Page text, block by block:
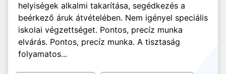
helyiségek alkalmi takarítása, segédkezés a
beérkező áruk átvételében. Nem igényel speciális
iskolai végzettséget. Pontos, precíz munka
elvárás. Pontos, precíz munka. A tisztaság
folyamatos...